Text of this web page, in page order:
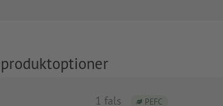
1 fals PEFC